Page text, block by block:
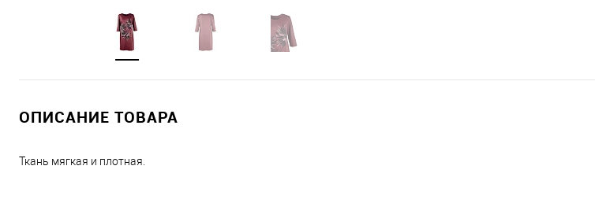
ОПИСАНИЕ ТОВАРА
Ткань мягкая и плотная.